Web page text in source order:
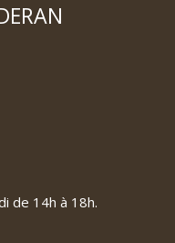
de 14h à 18h.